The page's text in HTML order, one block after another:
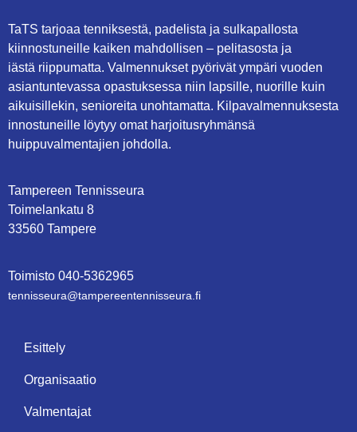
TaTS tarjoaa tenniksestä, padelista ja sulkapallosta
kiinnostuneille kaiken mahdollisen – pelitasosta ja
iästä riippumatta. Valmennukset pyörivät ympäri vuoden
asiantuntevassa opastuksessa niin lapsille, nuorille kuin
aikuisillekin, senioreita unohtamatta. Kilpavalmennuksesta
innostuneille löytyy omat harjoitusryhmänsä
huippuvalmentajien johdolla.
Tampereen Tennisseura
Toimelankatu 8
33560 Tampere
Toimisto 040-5362965
tennisseura@tampe­reen­ten­nis­seu­ra.fi
Esittely
Organisaatio
Valmentajat